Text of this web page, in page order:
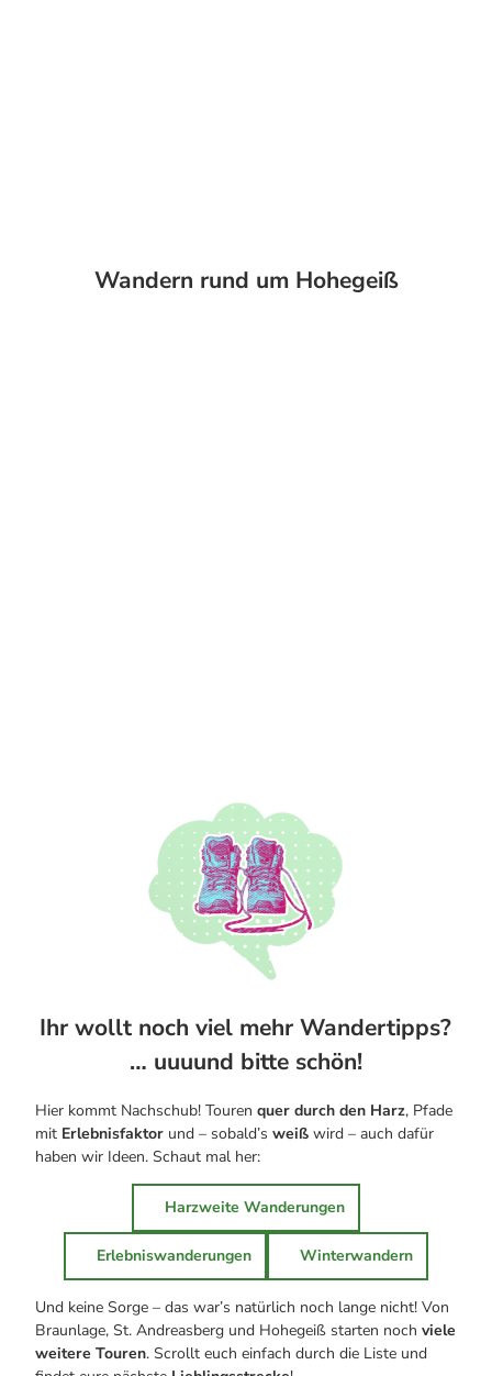
Wandern rund um Hohegeiß
Ihr wollt noch viel mehr Wandertipps?
… uuuund bitte schön!
Hier kommt Nachschub! Touren quer durch den Harz, Pfade
mit Erlebnisfaktor und – sobald’s weiß wird – auch dafür
haben wir Ideen. Schaut mal her:
Harzweite Wanderungen
Erlebniswanderungen Winterwandern
Und keine Sorge – das war’s natürlich noch lange nicht! Von
Braunlage, St. Andreasberg und Hohegeiß starten noch viele
weitere Touren. Scrollt euch einfach durch die Liste und